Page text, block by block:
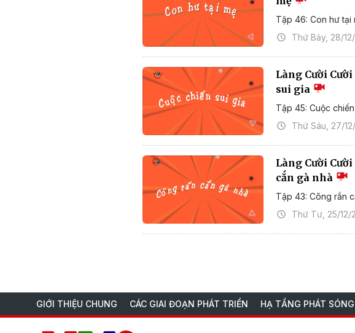
Tập 46: Con hư tại
Thứ Bảy, 28/
Làng Cười Cười
sui gia
Tập 45: Cuộc
Thứ Sáu, 27/
Làng Cười Cười
cắn gà nhà
Tập 43: Cõng rắn
Thứ Tư, 25/12/
GIỚI THIỆU CHUNG CÁC GIAI ĐOẠN PHÁT TRIỂN HẠ TẦNG PHÁT SÓNG